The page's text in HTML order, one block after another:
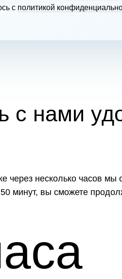
с политикой
с нами
через несколько часов
минут, вы сможете